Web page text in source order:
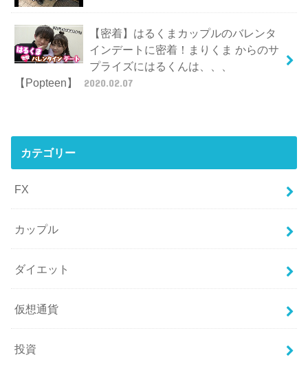
【密着】はるくまカップルのバレンタ
インデートに密着！まりくま からのサ
プライズにはるくんは、、、
【Popteen】
2020.02.07
カテゴリー
FX
カップル
ダイエット
仮想通貨
投資